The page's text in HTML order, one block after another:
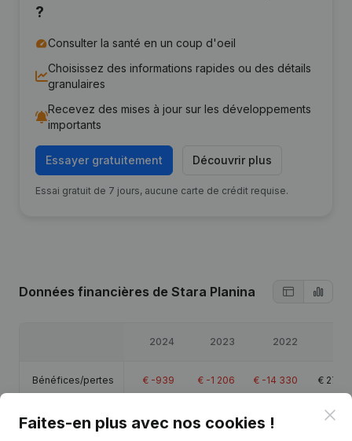
?
Consulter la santé en un coup d'oeil
Choisissez des informations rapides ou des détails
granulaires
Recevez des mises à jour sur les développements
importants
Essayer gratuitement Découvrir plus
Essai gratuit de 7 jours, aucune carte de crédit requise.
Données financières de Stara Planina
2024 2023 2022
Bénéfices/pertes € -939 € -1 206 € -14 330 € 27
Capitaux propres €72 998 € 73 937 € 75 143 89
Faites-en plus avec nos cookies !